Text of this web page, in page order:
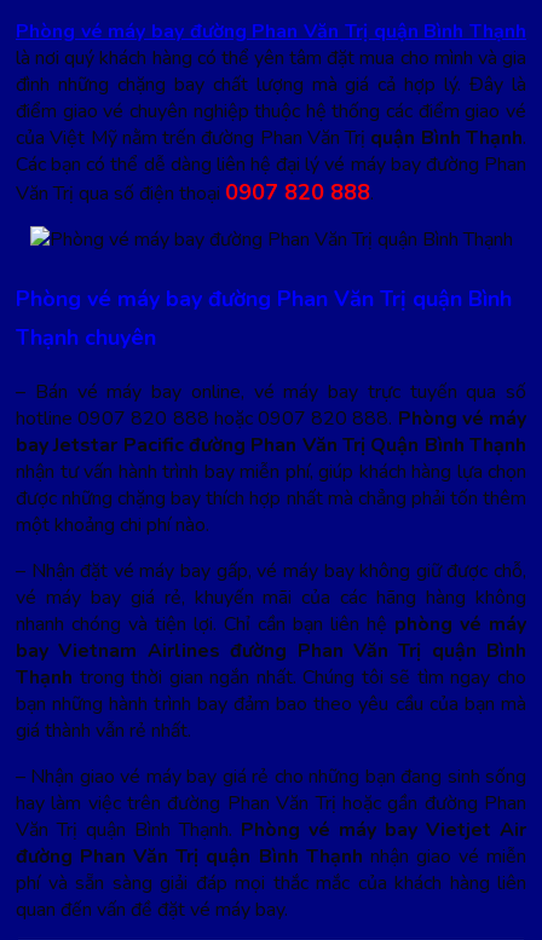
Phòng vé máy bay đường Phan Văn Trị quận Bình Thạnh
là nơi quý khách hàng có thể yên tâm đặt mua cho mình và gia
đình những chặng bay chất lượng mà giá cả hợp lý. Đây là
điểm giao vé chuyên nghiệp thuộc hệ thống các điểm giao vé
của Việt Mỹ nằm trến đường Phan Văn Trị quận Bình Thạnh.
Các bạn có thể dễ dàng liên hệ đại lý vé máy bay đường Phan
Văn Trị qua số điện thoại 0907 820 888.
Phòng vé máy bay đường Phan Văn Trị quận Bình
Thạnh chuyên
– Bán vé máy bay online, vé máy bay trực tuyến qua số
hotline 0907 820 888 hoặc 0907 820 888. Phòng vé máy
bay Jetstar Pacific đường Phan Văn Trị Quận Bình Thạnh
nhận tư vấn hành trình bay miễn phí, giúp khách hàng lựa chọn
được những chặng bay thích hợp nhất mà chẳng phải tốn thêm
một khoảng chi phí nào.
– Nhận đặt vé máy bay gấp, vé máy bay không giữ được chỗ,
vé máy bay giá rẻ, khuyến mãi của các hãng hàng không
nhanh chóng và tiện lợi. Chỉ cần bạn liên hệ phòng vé máy
bay Vietnam Airlines đường Phan Văn Trị quận Bình
Thạnh trong thời gian ngắn nhất. Chúng tôi sẽ tìm ngay cho
bạn những hành trình bay đảm bao theo yêu cầu của bạn mà
giá thành vẫn rẻ nhất.
– Nhận giao vé máy bay giá rẻ cho những bạn đang sinh sống
hay làm việc trên đường Phan Văn Trị hoặc gần đường Phan
Văn Trị quận Bình Thạnh. Phòng vé máy bay Vietjet Air
đường Phan Văn Trị quận Bình Thạnh nhận giao vé miễn
phí và sẵn sàng giải đáp mọi thắc mắc của khách hàng liên
quan đến vấn đề đặt vé máy bay.